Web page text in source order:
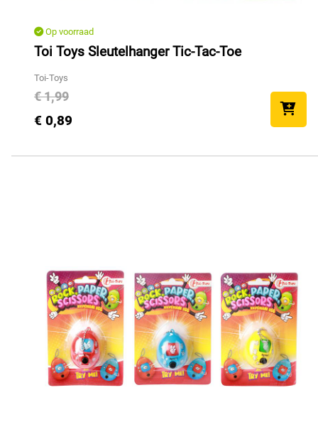
Op voorraad
Toi Toys Sleutelhanger Tic-Tac-Toe
Toi-Toys
€ 1,99
€ 0,89